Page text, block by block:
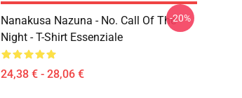
Nanakusa Nazuna - No. Call Of The
Night - T-Shirt Essenziale
24,38 € - 28,06 €
-20%